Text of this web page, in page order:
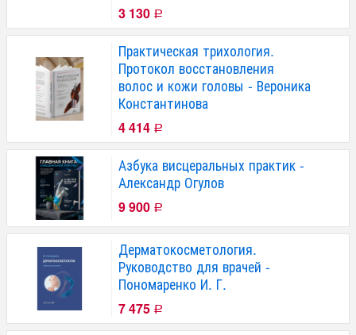
3 130 Р
Практическая трихология.
Протокол восстановления
волос и кожи головы - Вероника
Константинова
4 414 Р
Азбука висцеральных практик -
Александр Огулов
9 900 Р
Дерматокосметология.
Руководство для врачей -
Пономаренко И. Г.
7 475 Р